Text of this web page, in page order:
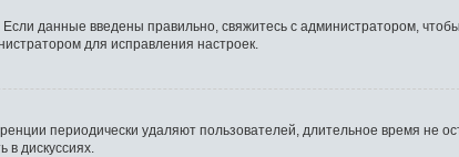
данные введены правильно, свяжитесь с администратором,
для исправления настроек.
периодически удаляют пользователей, длительное время не
дискуссиях.